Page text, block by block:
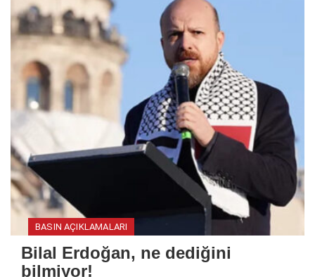
BASIN AÇIKLAMALARI
Bilal Erdoğan, ne dediğini
bilmiyor!